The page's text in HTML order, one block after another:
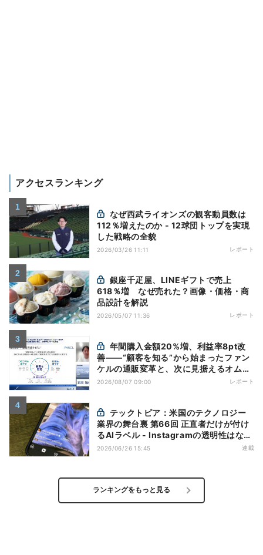
アクセスランキング
112％増えたのか - 12球団トップを実現
した戦略の全貌
2026/03/26 11:11 レポート
618％増 なぜ売れた？画像・価格・商
品設計を解説
2026/05/07 11:36 レポート
善——“顧客を知る”から始まったファン
ケルの通販変革と、次に見据えるオムニ
チャネル
2026/08/07 09:00 レポート
業界の舞台裏 第66回 正直者だけが付け
るAIラベル - Instagramの透明性はなぜ
逆効果になり得るのか
2026/06/26 15:45 連載
ランキングをもっと見る